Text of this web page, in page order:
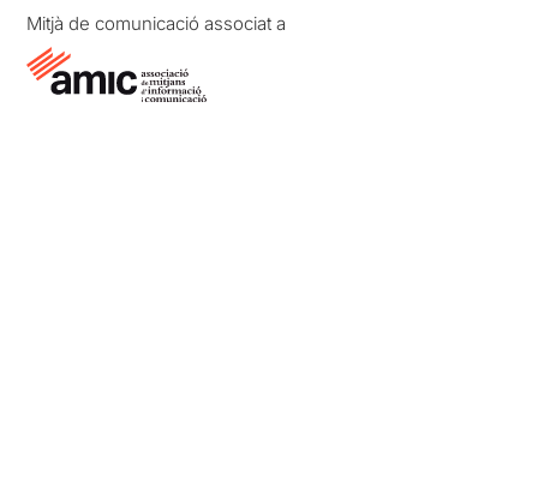
Mitjà de comunicació associat a